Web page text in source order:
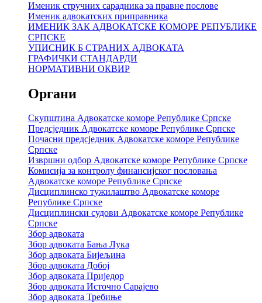
Именик стручних сарадника за правне послове
Именик адвокатских приправника
ИМЕНИК ЗАК АДВОКАТСКЕ КОМОРЕ РЕПУБЛИКЕ
СРПСКЕ
УПИСНИК Б СТРАНИХ АДВОКАТА
ГРАФИЧКИ СТАНДАРДИ
НОРМАТИВНИ ОКВИР
Органи
Скупштина Адвокатске коморе Републике Српске
Предсједник Адвокатске коморе Републике Српске
Почасни предсједник Адвокатске коморе Републике
Српске
Извршни одбор Адвокатске коморе Републике Српске
Комисија за контролу финансијског пословања
Адвокатске коморе Републике Српске
Дисциплинско тужилаштво Адвокатске коморе
Републике Српске
Дисциплински судови Адвокатске коморе Републике
Српске
Збор адвоката
Збор адвоката Бања Лука
Збор адвоката Бијељина
Збор адвоката Добој
Збор адвоката Приједор
Збор адвоката Источно Сарајево
Збор адвоката Требиње